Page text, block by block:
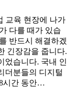
교육 현장에 나가
다를 때가 있습
반드시 해결하겠
긴장감을 줍니다.
었습니다. 국내 인
더분들의 디지털
시간 동안…